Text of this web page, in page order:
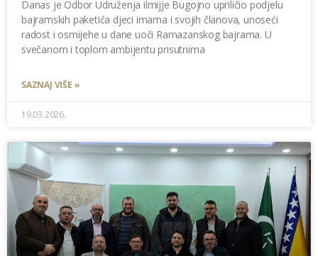
Danas je Odbor Udruženja ilmijje Bugojno upriličio podjelu
bajramskih paketića djeci imama i svojih članova, unoseći
radost i osmijehe u dane uoči Ramazanskog bajrama. U
svečanom i toplom ambijentu prisutnima
SAZNAJ VIŠE »
19.03.2026.